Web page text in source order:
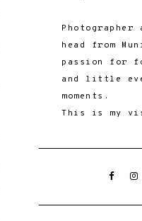
Photographer
head from
passion for
and little
moments.
This is my